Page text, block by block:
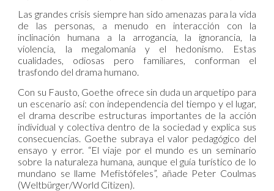
Las grandes crisis siempre han sido amenazas para la vida
de las personas, a menudo en interacción con la
inclinación humana a la arrogancia, la ignorancia, la
violencia, la megalomanía y el hedonismo. Estas
cualidades, odiosas pero familiares, conforman el
trasfondo del drama humano.
Con su Fausto, Goethe ofrece sin duda un arquetipo para
un escenario así: con independencia del tiempo y el lugar,
el drama describe estructuras importantes de la acción
individual y colectiva dentro de la sociedad y explica sus
consecuencias. Goethe subraya el valor pedagógico del
ensayo y error. “El viaje por el mundo es un seminario
sobre la naturaleza humana, aunque el guía turístico de lo
mundano se llame Mefistófeles”, añade Peter Coulmas
(Weltbürger/World Citizen).